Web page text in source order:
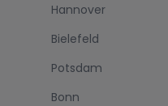
Hannover
Bielefeld
Potsdam
Bonn